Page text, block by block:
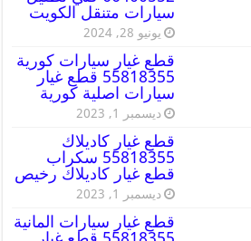
سيارات متنقل الكويت
يونيو 28, 2024
قطع غيار سيارات كورية
55818355 قطع غيار
سيارات اصلية كورية
ديسمبر 1, 2023
قطع غيار كاديلاك
55818355 سكراب
قطع غيار كاديلاك رخيص
ديسمبر 1, 2023
قطع غيار سيارات المانية